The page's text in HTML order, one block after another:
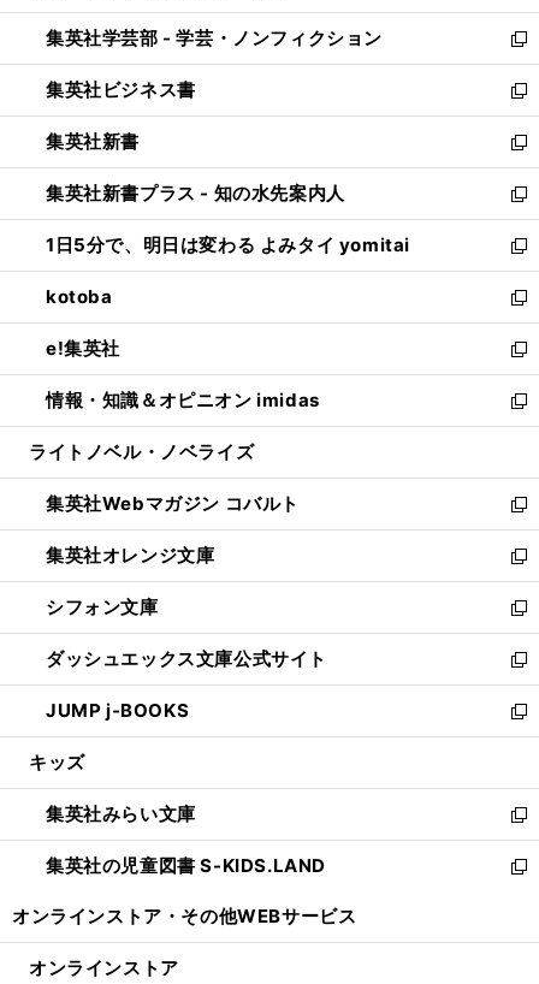
開
く
ウ
で
開
く
ン
ド
ウ
で
開
く
ウ
ィ
ン
ド
ウ
で
開
く
集英社学芸部 - 学芸・ノンフィクション
新
し
い
ウ
ィ
ン
ド
ウ
で
開
く
集英社ビジネス書
新
し
い
ウ
ィ
ン
ド
ウ
で
開
く
集英社新書
新
し
い
ウ
ィ
ン
ド
ウ
で
開
く
集英社新書プラス - 知の水先案内人
新
し
い
ウ
ィ
ン
ド
ウ
で
開
1日5分で、明日は変わる よみタイ yomitai
新
し
い
ウ
ィ
ン
ド
ウ
開
く
kotoba
新
し
い
ウ
ィ
ン
ウ
で
開
く
e!集英社
新
し
い
ウ
ン
ド
ウ
で
開
く
情報・知識＆オピニオン imidas
新
し
ウ
ィ
ン
ド
ウ
で
開
く
ライトノベル・ノベライズ
集英社Webマガジン コバルト
新
し
い
ウ
ィ
ン
ド
ウ
で
開
集英社オレンジ文庫
新
し
い
ウ
ィ
ン
ド
ウ
開
く
シフォン文庫
新
し
い
ウ
ィ
ン
ウ
で
開
く
ダッシュエックス文庫公式サイト
新
し
い
ウ
ン
ド
ウ
で
JUMP j-BOOKS
新
し
ウ
ィ
ン
ド
開
キッズ
集英社みらい文庫
新
し
い
ン
集英社の児童図書 S-KIDS.LAND
新
ウ
オンラインストア・ その他WEBサービス
オンラインストア